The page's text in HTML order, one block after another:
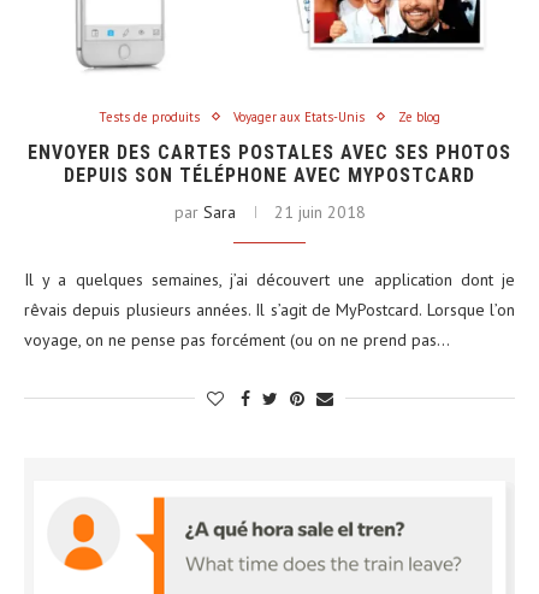
Tests de produits Voyager aux Etats-Unis Ze blog
ENVOYER DES CARTES POSTALES AVEC SES PHOTOS
DEPUIS SON TÉLÉPHONE AVEC MYPOSTCARD
par Sara 21 juin 2018
Il y a quelques semaines, j’ai découvert une application dont je
rêvais depuis plusieurs années. Il s’agit de MyPostcard. Lorsque l’on
voyage, on ne pense pas forcément (ou on ne prend pas…